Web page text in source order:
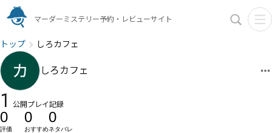
マーダーミステリー予約・レビューサイト
トップ しろカフェ
しろカフェ
1 公開プレイ記録
0
評価
0
おすすめ
0
ネタバレ